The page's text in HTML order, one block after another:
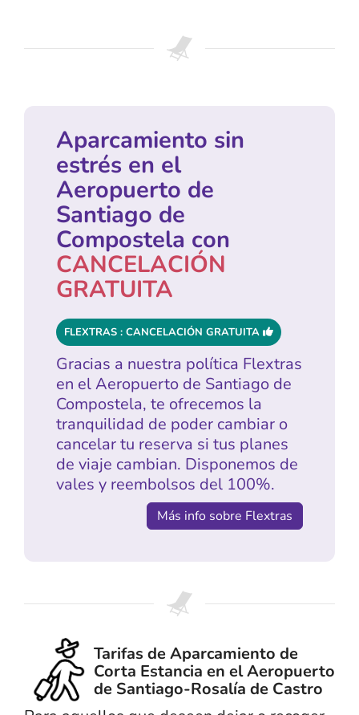
Aparcamiento sin
estrés en el
Aeropuerto de
Santiago de
Compostela con
CANCELACIÓN
GRATUITA
FLEXTRAS : CANCELACIÓN GRATUITA
Gracias a nuestra política Flextras
en el Aeropuerto de Santiago de
Compostela, te ofrecemos la
tranquilidad de poder cambiar o
cancelar tu reserva si tus planes
de viaje cambian. Disponemos de
vales y reembolsos del 100%.
Más info sobre Flextras
Tarifas de Aparcamiento de
Corta Estancia en el Aeropuerto
de Santiago-Rosalía de Castro